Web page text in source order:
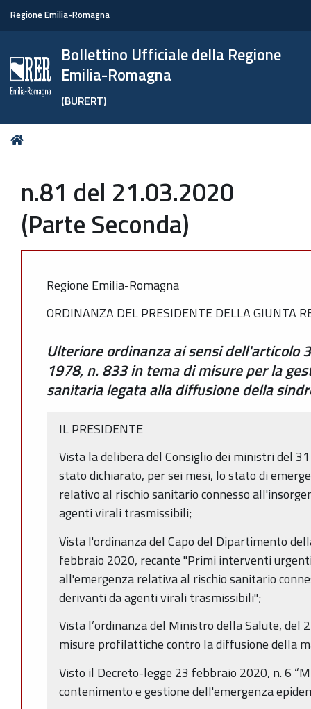
Regione Emilia-Romagna
Bollettino Ufficiale della Regione
Emilia-Romagna
(BURERT)
Tu
n.81 del 21.03.2020
(Parte Seconda)
Regione Emilia-Romagna
ORDINANZA DEL PRESIDENTE DELLA GIUNTA
Ulteriore ordinanza ai sensi dell'articolo
1978, n. 833 in tema di misure per la
sanitaria legata alla diffusione della
IL PRESIDENTE
Vista la delibera del Consiglio dei ministri del
stato dichiarato, per sei mesi, lo stato di
relativo al rischio sanitario connesso
agenti virali trasmissibili;
Vista l'ordinanza del Capo del Dipartimento
febbraio 2020, recante "Primi interventi
all'emergenza relativa al rischio sanitario
derivanti da agenti virali trasmissibili";
Vista l’ordinanza del Ministro della Salute, del
misure profilattiche contro la diffusione della
Visto il Decreto-legge 23 febbraio 2020, n. 6
contenimento e gestione dell'emergenza